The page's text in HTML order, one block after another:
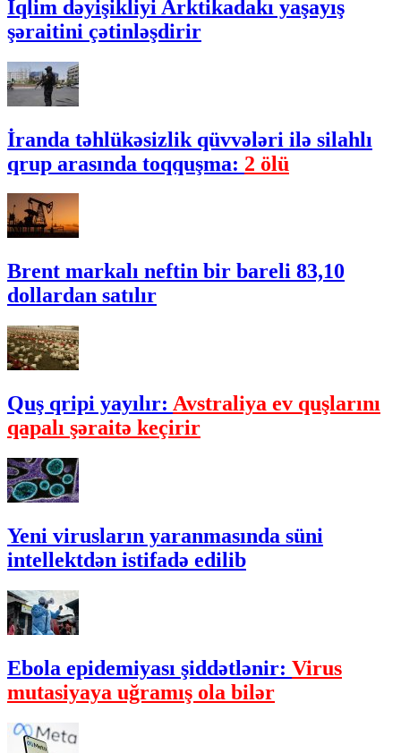
İqlim dəyişikliyi Arktikadakı yaşayış
şəraitini çətinləşdirir
İranda təhlükəsizlik qüvvələri ilə silahlı
qrup arasında toqquşma: 2 ölü
Brent markalı neftin bir bareli 83,10
dollardan satılır
Quş qripi yayılır: Avstraliya ev quşlarını
qapalı şəraitə keçirir
Yeni virusların yaranmasında süni
intellektdən istifadə edilib
Ebola epidemiyası şiddətlənir: Virus
mutasiyaya uğramış ola bilər